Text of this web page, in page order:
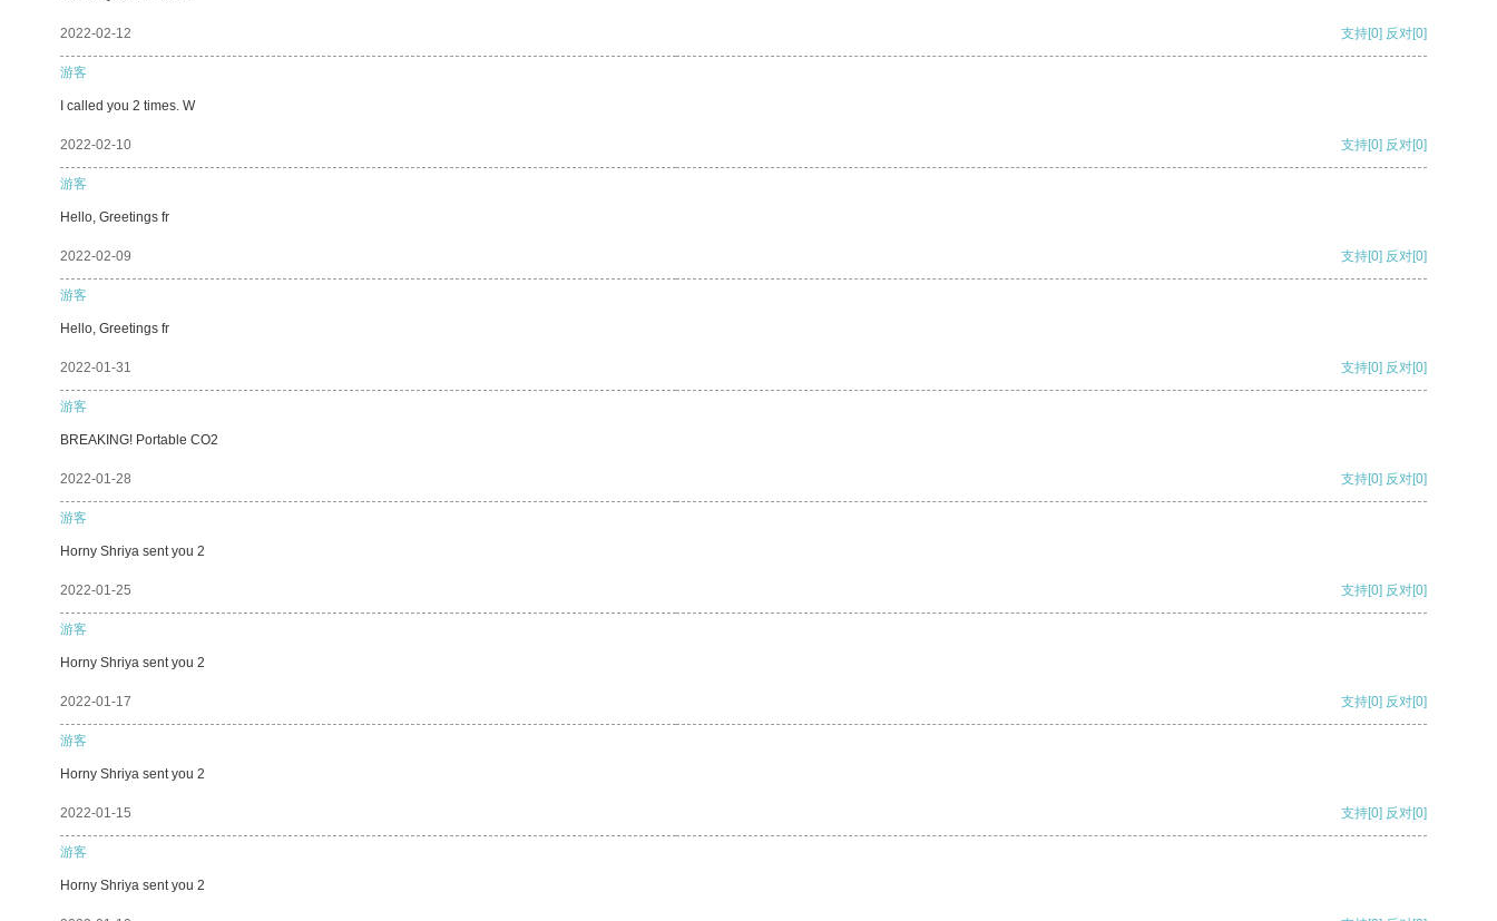
2022-02-12 支持[0] 反对[0]
游客
I called you 2 times. W
2022-02-10 支持[0] 反对[0]
游客
Hello, Greetings fr
2022-02-09 支持[0] 反对[0]
游客
Hello, Greetings fr
2022-01-31 支持[0] 反对[0]
游客
BREAKING! Portable CO2
2022-01-28 支持[0] 反对[0]
游客
Horny Shriya sent you 2
2022-01-25 支持[0] 反对[0]
游客
Horny Shriya sent you 2
2022-01-17 支持[0] 反对[0]
游客
Horny Shriya sent you 2
2022-01-15 支持[0] 反对[0]
游客
Horny Shriya sent you 2